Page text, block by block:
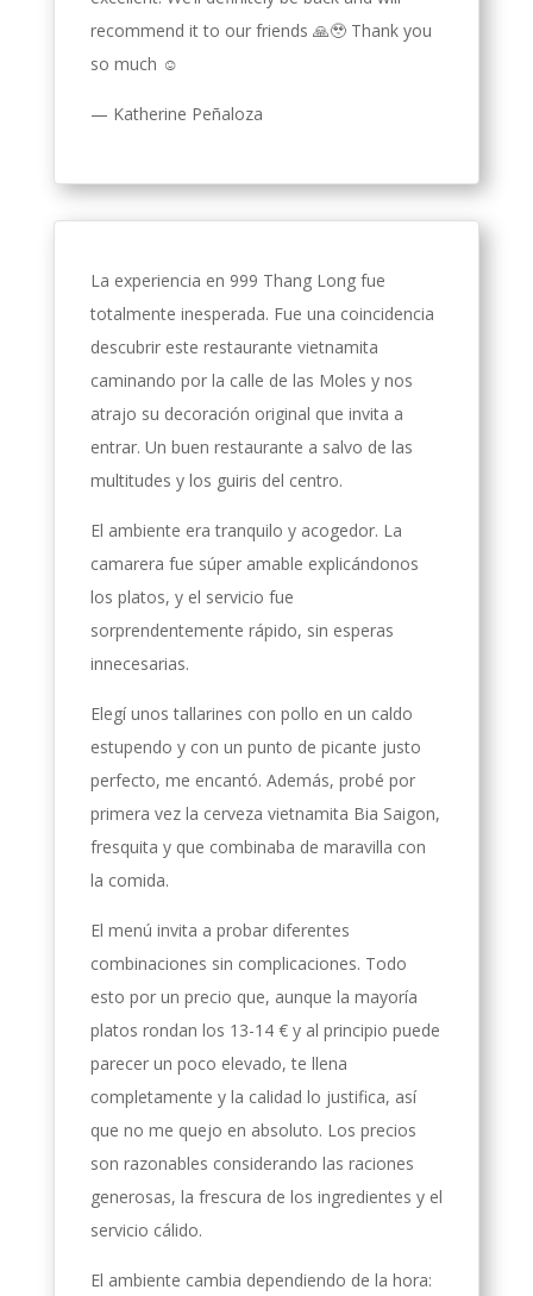
recommend it to our friends 🙏🥹 Thank you
so much ☺️
— Katherine Peñaloza
La experiencia en 999 Thang Long fue
totalmente inesperada. Fue una coincidencia
descubrir este restaurante vietnamita
caminando por la calle de las Moles y nos
atrajo su decoración original que invita a
entrar. Un buen restaurante a salvo de las
multitudes y los guiris del centro.
El ambiente era tranquilo y acogedor. La
camarera fue súper amable explicándonos
los platos, y el servicio fue
sorprendentemente rápido, sin esperas
innecesarias.
Elegí unos tallarines con pollo en un caldo
estupendo y con un punto de picante justo
perfecto, me encantó. Además, probé por
primera vez la cerveza vietnamita Bia Saigon,
fresquita y que combinaba de maravilla con
la comida.
El menú invita a probar diferentes
combinaciones sin complicaciones. Todo
esto por un precio que, aunque la mayoría
platos rondan los 13-14 € y al principio puede
parecer un poco elevado, te llena
completamente y la calidad lo justifica, así
que no me quejo en absoluto. Los precios
son razonables considerando las raciones
generosas, la frescura de los ingredientes y el
servicio cálido.
El ambiente cambia dependiendo de la hora: